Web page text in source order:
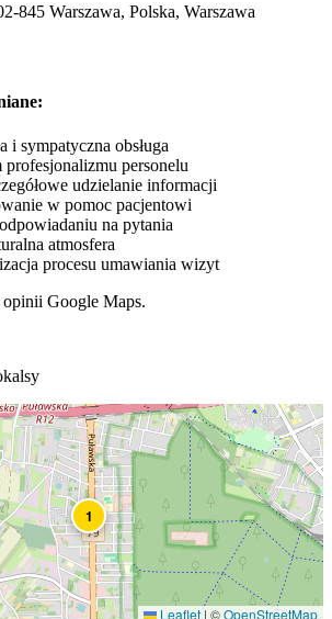
845 Warszawa, Polska, Warszawa
i sympatyczna obsługa
personelu
udzielanie informacji
w pomoc pacjentowi
na pytania
atmosfera
procesu umawiania wizyt
Google Maps.
1
Leaflet | ©OpenStreetMap